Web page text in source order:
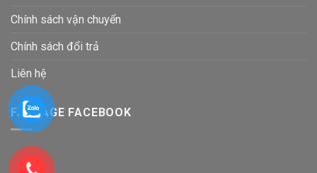
Chính sách vận chuyển
Chính sách đổi trả
Liên hệ
FANPAGE FACEBOOK